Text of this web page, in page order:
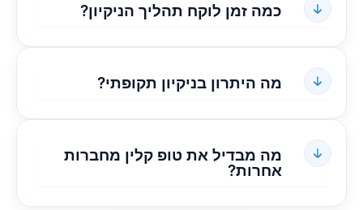
כמה זמן לוקח תהליך הניקיון?
מה היתרון בניקיון תקופתי?
מה מבדיל את טופ קלין מחברות
אחרות?